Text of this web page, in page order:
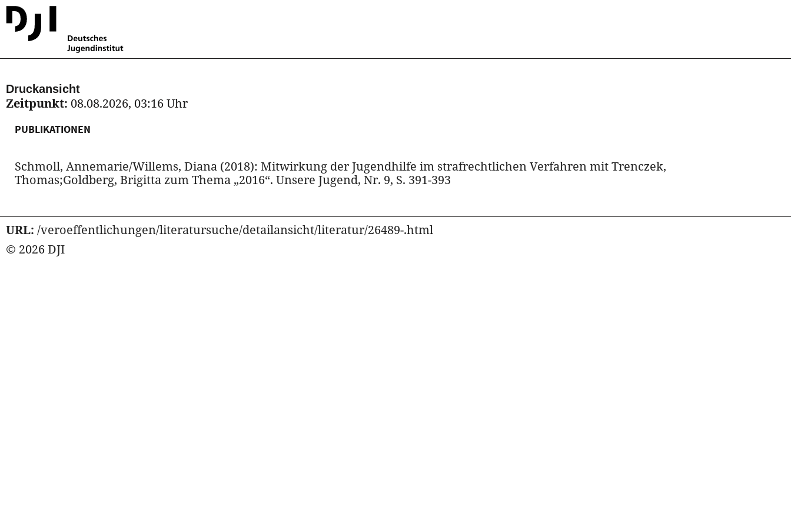
Druckansicht
Zeitpunkt: 08.08.2026, 03:16 Uhr
PUBLIKATIONEN
Schmoll, Annemarie/Willems, Diana (2018): Mitwirkung der Jugendhilfe im strafrechtlichen Verfahren mit Trenczek,
Thomas;Goldberg, Brigitta zum Thema „2016“. Unsere Jugend, Nr. 9, S. 391-393
URL: /veroeffentlichungen/literatursuche/detailansicht/literatur/26489-.html
© 2026 DJI